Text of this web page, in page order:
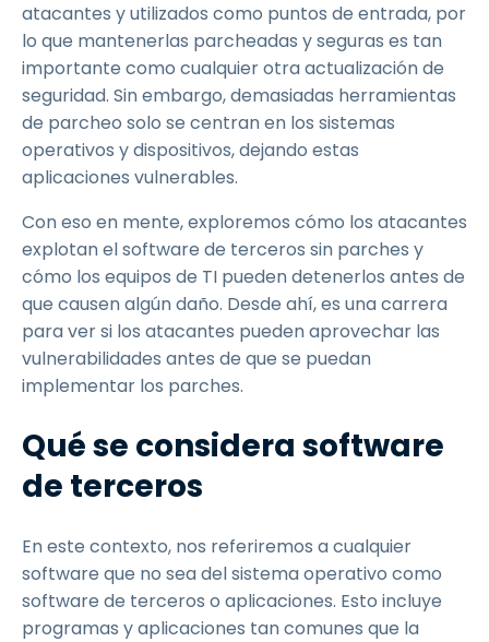
atacantes y utilizados como puntos de entrada, por
lo que mantenerlas parcheadas y seguras es tan
importante como cualquier otra actualización de
seguridad. Sin embargo, demasiadas herramientas
de parcheo solo se centran en los sistemas
operativos y dispositivos, dejando estas
aplicaciones vulnerables.
Con eso en mente, exploremos cómo los atacantes
explotan el software de terceros sin parches y
cómo los equipos de TI pueden detenerlos antes de
que causen algún daño. Desde ahí, es una carrera
para ver si los atacantes pueden aprovechar las
vulnerabilidades antes de que se puedan
implementar los parches.
Qué se considera software
de terceros
En este contexto, nos referiremos a cualquier
software que no sea del sistema operativo como
software de terceros o aplicaciones. Esto incluye
programas y aplicaciones tan comunes que la